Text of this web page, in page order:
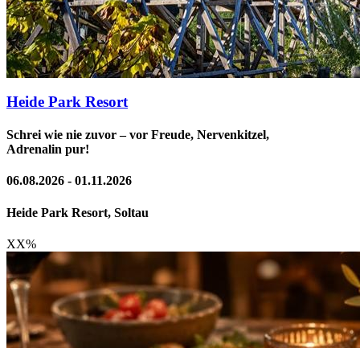
Heide Park Resort
Schrei wie nie zuvor – vor Freude, Nervenkitzel,
Adrenalin pur!
06.08.2026 - 01.11.2026
Heide Park Resort, Soltau
XX%